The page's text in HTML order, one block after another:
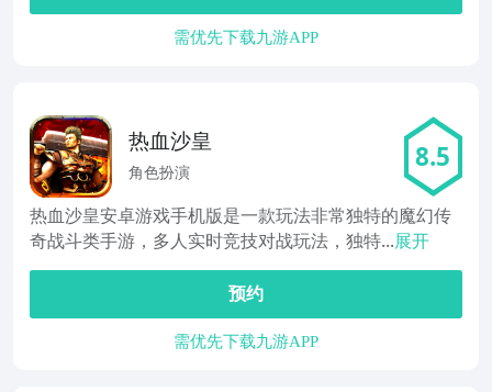
需优先下载九游APP
热血沙皇
角色扮演 8.5
热血沙皇安卓游戏手机版是一款玩法非常独特的魔幻传
奇战斗类手游，多人实时竞技对战玩法，独特...展开
预约
需优先下载九游APP